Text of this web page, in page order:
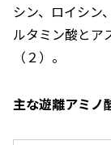
シン、ロイシン
ルタミン酸とア
（２）。
主な遊離アミノ